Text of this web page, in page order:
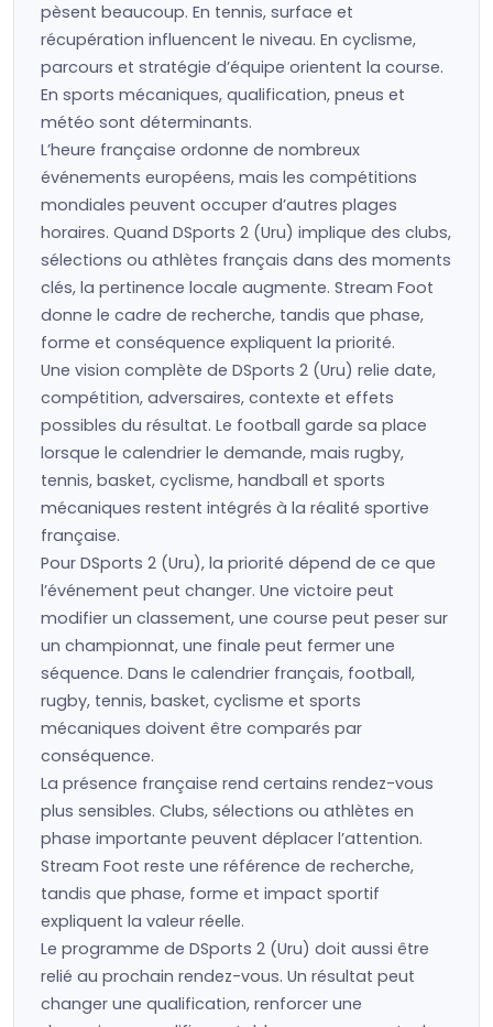
pèsent beaucoup. En tennis, surface et
récupération influencent le niveau. En cyclisme,
parcours et stratégie d’équipe orientent la course.
En sports mécaniques, qualification, pneus et
météo sont déterminants.
L’heure française ordonne de nombreux
événements européens, mais les compétitions
mondiales peuvent occuper d’autres plages
horaires. Quand DSports 2 (Uru) implique des clubs,
sélections ou athlètes français dans des moments
clés, la pertinence locale augmente. Stream Foot
donne le cadre de recherche, tandis que phase,
forme et conséquence expliquent la priorité.
Une vision complète de DSports 2 (Uru) relie date,
compétition, adversaires, contexte et effets
possibles du résultat. Le football garde sa place
lorsque le calendrier le demande, mais rugby,
tennis, basket, cyclisme, handball et sports
mécaniques restent intégrés à la réalité sportive
française.
Pour DSports 2 (Uru), la priorité dépend de ce que
l’événement peut changer. Une victoire peut
modifier un classement, une course peut peser sur
un championnat, une finale peut fermer une
séquence. Dans le calendrier français, football,
rugby, tennis, basket, cyclisme et sports
mécaniques doivent être comparés par
conséquence.
La présence française rend certains rendez-vous
plus sensibles. Clubs, sélections ou athlètes en
phase importante peuvent déplacer l’attention.
Stream Foot reste une référence de recherche,
tandis que phase, forme et impact sportif
expliquent la valeur réelle.
Le programme de DSports 2 (Uru) doit aussi être
relié au prochain rendez-vous. Un résultat peut
changer une qualification, renforcer une